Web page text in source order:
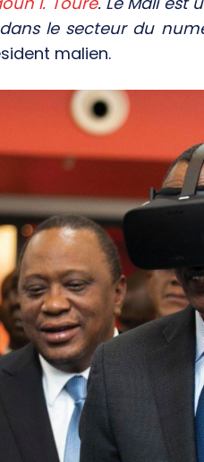
le secteur du
malien.